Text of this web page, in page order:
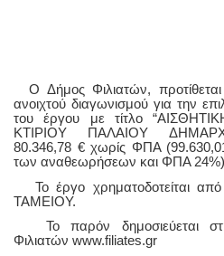
Ο Δήμος Φιλιατών,
ανοιχτού διαγωνισμού για την
του έργου με τίτλο
ΚΤΙΡΙΟΥ ΠΑΛΑΙΟΥ
80.346,78 € χωρίς ΦΠΑ
των αναθεωρήσεων και ΦΠΑ 24%)
Το έργο χρηματοδοτείται
ΤΑΜΕΙΟΥ.
Το παρόν δημοσιεύεται
Φιλιατών www.filiates.gr